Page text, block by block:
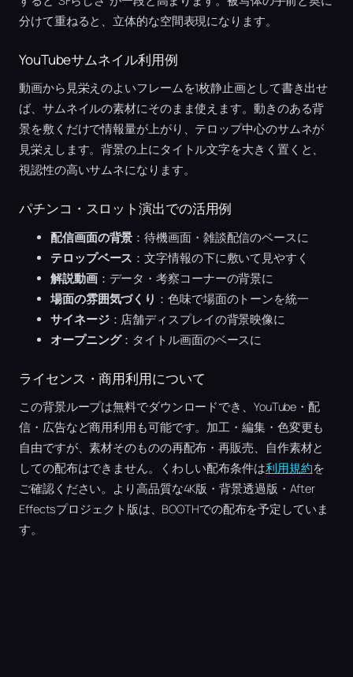
分けて重ねると、立体的な空間表現になります。
YouTubeサムネイル利用例
動画から見栄えのよいフレームを1枚静止画として書き出せ
ば、サムネイルの素材にそのまま使えます。動きのある背
景を敷くだけで情報量が上がり、テロップ中心のサムネが
見栄えします。背景の上にタイトル文字を大きく置くと、
視認性の高いサムネになります。
パチンコ・スロット演出での活用例
配信画面の背景 ：待機画面・雑談配信のベースに
テロップベース ：文字情報の下に敷いて見やすく
解説動画：データ・考察コーナーの背景に
場面の雰囲気づくり ：色味で場面のトーンを統一
サイネージ：店舗ディスプレイの背景映像に
オープニング：タイトル画面のベースに
ライセンス・商用利用について
この背景ループは無料でダウンロードでき、YouTube・配
信・広告など商用利用も可能です。加工・編集・色変更も
自由ですが、素材そのものの再配布・再販売、自作素材と
しての配布はできません。くわしい配布条件は利用規約を
ご確認ください。より高品質な4K版・背景透過版・After
Effectsプロジェクト版は、BOOTHでの配布を予定していま
す。